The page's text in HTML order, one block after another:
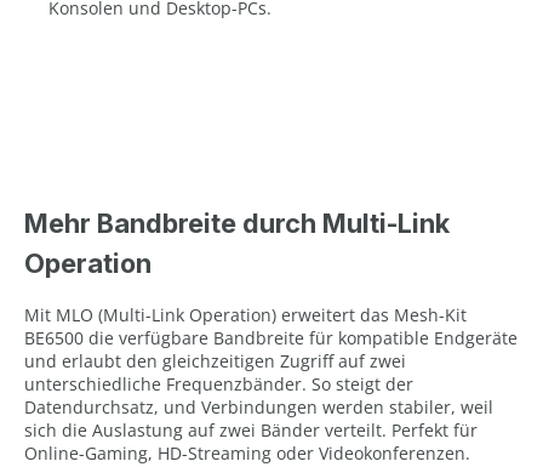
Konsolen und Desktop-PCs.
Mehr Bandbreite durch Multi-Link
Operation
Mit MLO (Multi-Link Operation) erweitert das Mesh-Kit
BE6500 die verfügbare Bandbreite für kompatible Endgeräte
und erlaubt den gleichzeitigen Zugriff auf zwei
unterschiedliche Frequenzbänder. So steigt der
Datendurchsatz, und Verbindungen werden stabiler, weil
sich die Auslastung auf zwei Bänder verteilt. Perfekt für
Online-Gaming, HD-Streaming oder Videokonferenzen.